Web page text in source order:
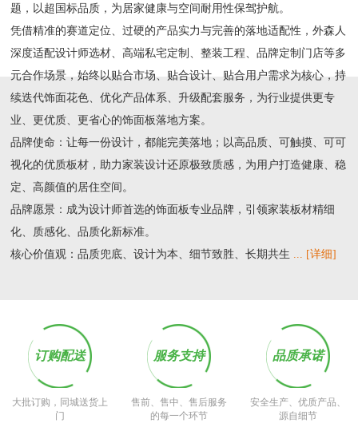
题，以超国标品质，为居家健康与空间耐用性保驾护航。
凭借精准的赛道定位、过硬的产品实力与完善的落地适配性，外森人
深度适配设计师选材、高端私宅定制、整装工程、品牌定制门店等多
元合作场景，始终以贴合市场、贴合设计、贴合用户需求为核心，持
续迭代饰面花色、优化产品体系、升级配套服务，为行业提供更专
业、更优质、更省心的饰面板落地方案。
品牌使命：让每一份设计，都能完美落地；以高品质、可触摸、可可
视化的优质板材，助力家装设计还原极致质感，为用户打造健康、稳
定、高颜值的居住空间。
品牌愿景：成为设计师首选的饰面板专业品牌，引领家装板材精细
化、质感化、品质化新标准。
核心价值观：品质兜底、设计为本、细节致胜、长期共生
... [详细]
订购配送
大批订购，同城送货上
门
服务支持
售前、售中、售后服务
的每一个环节
品质承诺
安全生产、优质产品、
源自细节